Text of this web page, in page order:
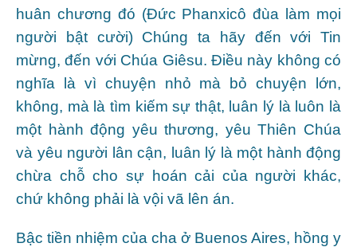
huân chương đó (Đức Phanxicô đùa làm mọi
người bật cười) Chúng ta hãy đến với Tin
mừng, đến với Chúa Giêsu. Điều này không có
nghĩa là vì chuyện nhỏ mà bỏ chuyện lớn,
không, mà là tìm kiếm sự thật, luân lý là luôn là
một hành động yêu thương, yêu Thiên Chúa
và yêu người lân cận, luân lý là một hành động
chừa chỗ cho sự hoán cải của người khác,
chứ không phải là vội vã lên án.
Bậc tiền nhiệm của cha ở Buenos Aires, hồng y